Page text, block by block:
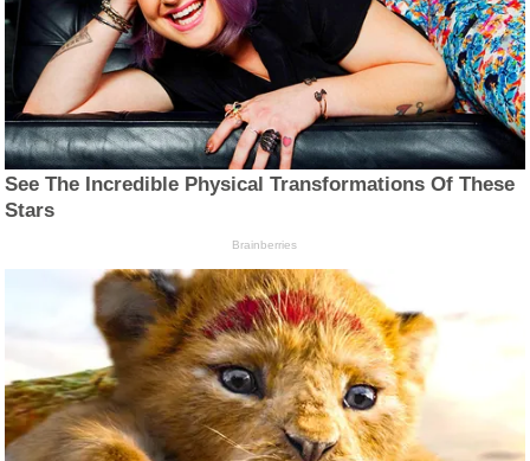
See The Incredible Physical Transformations Of These
Stars
Brainberries